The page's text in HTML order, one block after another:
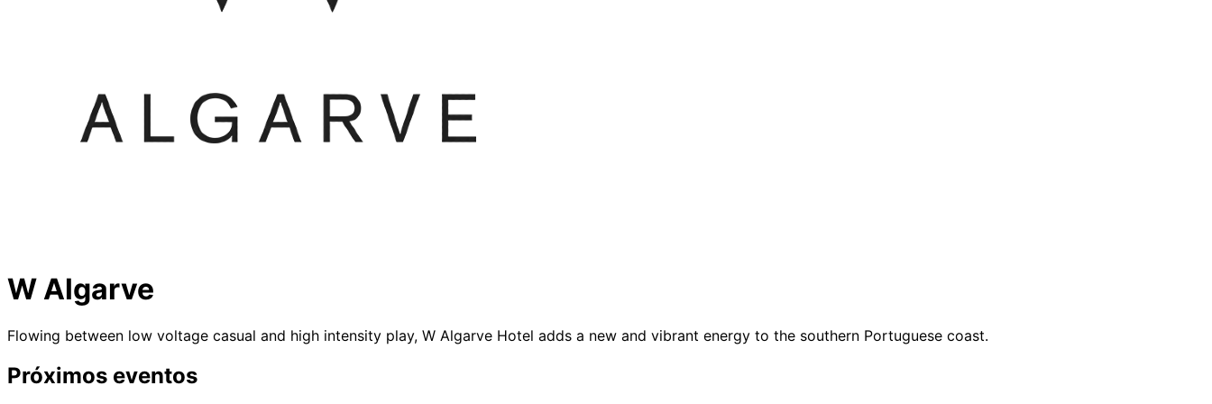
W Algarve
Flowing between low voltage casual and high intensity play, W Algarve Hotel adds a new and vibrant energy to the southern Portuguese coast.
Próximos eventos